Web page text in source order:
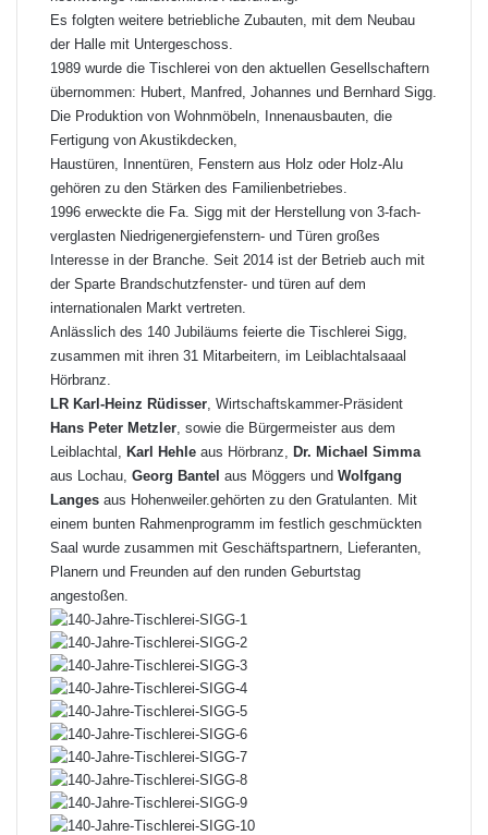
Es folgten weitere betriebliche Zubauten, mit dem Neubau
der Halle mit Untergeschoss.
1989 wurde die Tischlerei von den aktuellen Gesellschaftern
übernommen: Hubert, Manfred, Johannes und Bernhard Sigg.
Die Produktion von Wohnmöbeln, Innenausbauten, die
Fertigung von Akustikdecken,
Haustüren, Innentüren, Fenstern aus Holz oder Holz-Alu
gehören zu den Stärken des Familienbetriebes.
1996 erweckte die Fa. Sigg mit der Herstellung von 3-fach-
verglasten Niedrigenergiefenstern- und Türen großes
Interesse in der Branche. Seit 2014 ist der Betrieb auch mit
der Sparte Brandschutzfenster- und türen auf dem
internationalen Markt vertreten.
Anlässlich des 140 Jubiläums feierte die Tischlerei Sigg,
zusammen mit ihren 31 Mitarbeitern, im Leiblachtalsaaal
Hörbranz.
LR Karl-Heinz Rüdisser, Wirtschaftskammer-Präsident
Hans Peter Metzler, sowie die Bürgermeister aus dem
Leiblachtal, Karl Hehle aus Hörbranz, Dr. Michael Simma
aus Lochau, Georg Bantel aus Möggers und Wolfgang
Langes aus Hohenweiler.gehörten zu den Gratulanten. Mit
einem bunten Rahmenprogramm im festlich geschmückten
Saal wurde zusammen mit Geschäftspartnern, Lieferanten,
Planern und Freunden auf den runden Geburtstag
angestoßen.